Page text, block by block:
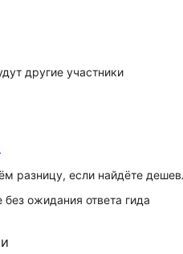
другие участники
разницу, если найдёте
ожидания ответа гида